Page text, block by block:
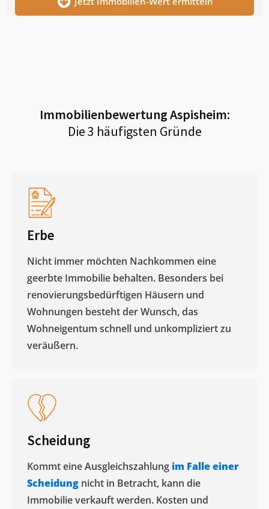
ImmobilienbewertungAspisheim:
Die 3 häufigsten Gründe
Erbe
Nicht immer möchten Nachkommen eine
geerbte Immobilie behalten. Besonders bei
renovierungsbedürftigen Häusern und
Wohnungen besteht der Wunsch, das
Wohneigentum schnell und unkompliziert zu
veräußern. ​
Scheidung
Kommt eine Ausgleichszahlung im Falle einer
Scheidung nicht in Betracht, kann die
Immobilie verkauft werden. Kosten und